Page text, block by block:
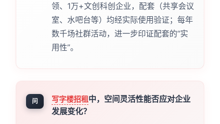
领、1万+文创科创企业，配套（共享会议
室、水吧台等）均经实际使用验证；每年
数千场社群活动，进一步印证配套的“实
用性”。
问 写字楼招租中，空间灵活性能否应对企业
发展变化？